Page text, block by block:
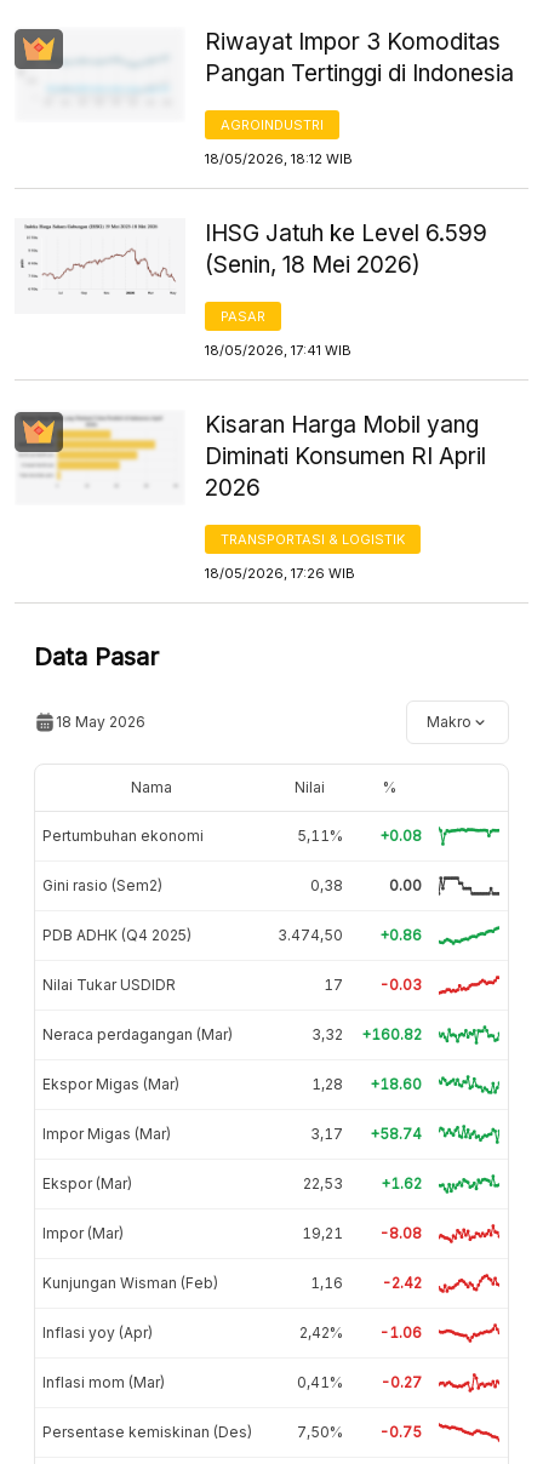
Riwayat Impor 3 Komoditas
Pangan Tertinggi di Indonesia
AGROINDUSTRI
18/05/2026, 18:12 WIB
IHSG Jatuh ke Level 6.599
(Senin, 18 Mei 2026)
PASAR
18/05/2026, 17:41 WIB
Kisaran Harga Mobil yang
Diminati Konsumen RI April
2026
TRANSPORTASI & LOGISTIK
18/05/2026, 17:26 WIB
Data Pasar
18 May 2026 Makro
Nama Nilai %
Pertumbuhan ekonomi 5,11% +0.08
Gini rasio (Sem2) 0,38 0.00
PDB ADHK (Q4 2025) 3.474,50 +0.86
Nilai Tukar USDIDR 17 -0.03
Neraca perdagangan (Mar) 3,32 +160.82
Ekspor Migas (Mar) 1,28 +18.60
Impor Migas (Mar) 3,17 +58.74
Ekspor (Mar) 22,53 +1.62
Impor (Mar) 19,21 -8.08
Kunjungan Wisman (Feb) 1,16 -2.42
Inflasi yoy (Apr) 2,42% -1.06
Inflasi mom (Mar) 0,41% -0.27
Persentase kemiskinan (Des) 7,50% -0.75